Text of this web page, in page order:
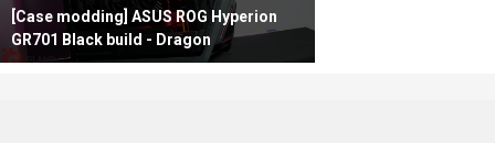
[Case modding] ASUS ROG Hyperion
GR701 Black build - Dragon